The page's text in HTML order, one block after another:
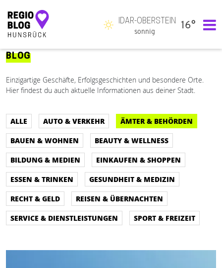
Hauptnavigation
IDAR-OBERSTEIN
sonnig
16°
BLOG
Einzigartige Geschäfte, Erfolgsgeschichten und besondere Orte.
Hier findest du auch aktuelle Informationen aus deiner Stadt.
ALLE AUTO & VERKEHR
ÄMTER & BEHÖRDEN
BAUEN & WOHNEN
BEAUTY & WELLNESS
BILDUNG & MEDIEN
EINKAUFEN & SHOPPEN
ESSEN & TRINKEN
GESUNDHEIT & MEDIZIN
RECHT & GELD
REISEN & ÜBERNACHTEN
SERVICE & DIENSTLEISTUNGEN
SPORT & FREIZEIT